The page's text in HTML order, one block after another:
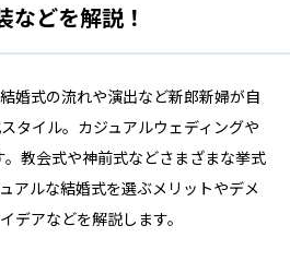
などを解説！
婚式の流れや演出など新郎新婦が自
タイル。カジュアルウェディングや
教会式や神前式などさまざまな挙式
アルな結婚式を選ぶメリットやデメ
デアなどを解説します。